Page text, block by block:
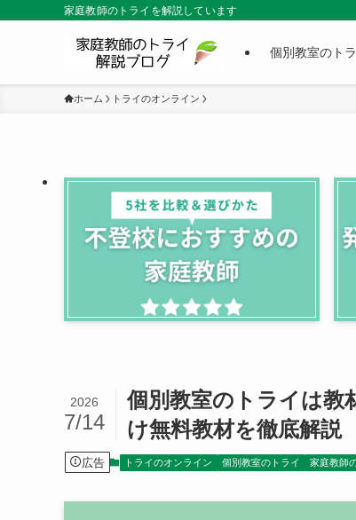
家庭教師のトライを解説しています
個別教室のト
ホーム トライのオンライン
個別教室のトライは教
け無料教材を徹底解説
2026
7/14
広告 トライのオンライン 個別教室のトライ 家庭教師